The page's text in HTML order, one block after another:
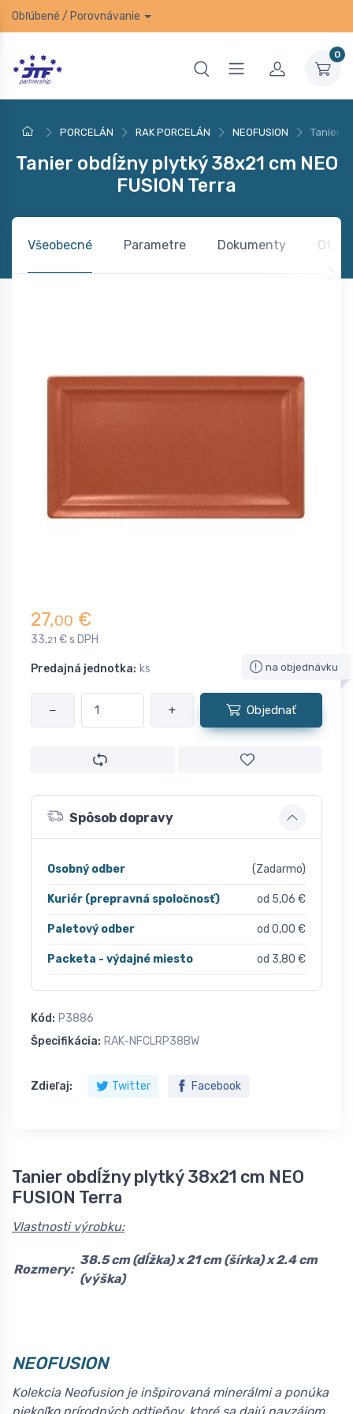
Obľúbené / Porovnávanie
0
PORCELÁN RAK PORCELÁN NEOFUSION Tanier
Tanier obdĺžny plytký 38x21 cm NEO
FUSION Terra
Všeobecné Parametre Dokumenty
27,00 €
33,21 € s DPH
Predajná jednotka: ks na objednávku
− + Objednať
Spôsob dopravy
Osobný odber (Zadarmo)
Kuriér (prepravná spoločnosť) od 5,06 €
Paletový odber od 0,00 €
Packeta - výdajné miesto od 3,80 €
Kód: P3886
Špecifikácia: RAK-NFCLRP38BW
Zdieľaj: Twitter Facebook
Tanier obdĺžny plytký 38x21 cm NEO
FUSION Terra
Vlastnosti výrobku:
Rozmery:
38.5 cm (dĺžka) x 21 cm (šírka) x 2.4 cm
(výška)
NEOFUSION
Kolekcia Neofusion je inšpirovaná minerálmi a ponúka